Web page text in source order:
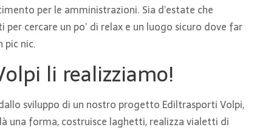
per le amministrazioni. Sia d’estate che
cercare un po’ di relax e un luogo sicuro dove far
pic nic.
li realizziamo!
sviluppo di un nostro progetto Ediltrasporti Volpi,
una forma, costruisce laghetti, realizza vialetti di